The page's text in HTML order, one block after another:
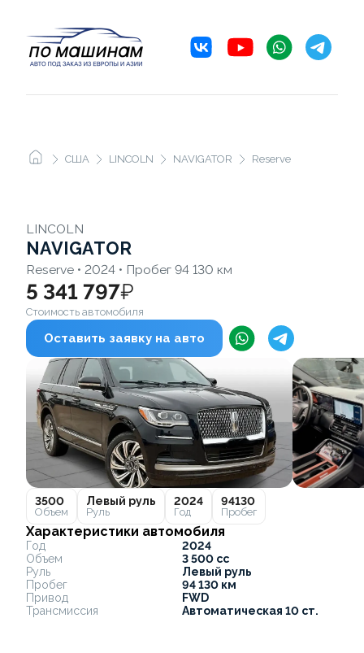
США LINCOLN NAVIGATOR Reserve
LINCOLN
NAVIGATOR
Reserve • 2024 • Пробег 94 130 км
5 341 797₽
Стоимость автомобиля
Оставить заявку на авто
3500
Объем
Левый руль
Руль
2024
Год
94130
Пробег
Характеристики автомобиля
Год
2024
Объем
3 500 cc
Руль
Левый руль
Пробег
94 130 км
Привод
FWD
Трансмиссия
Автоматическая 10 ст.